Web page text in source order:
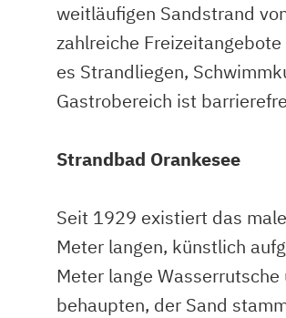
weitläufigen Sandstrand
zahlreiche
es Strandliegen,
Gastrobereich ist
Strandbad Orankesee
Seit 1929 existiert das
Meter langen, künstlich
Meter lange
behaupten, der Sand